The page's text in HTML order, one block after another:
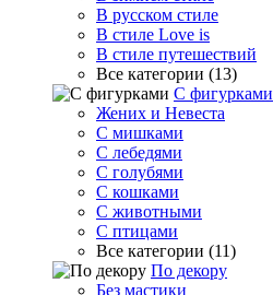
В русском стиле
В стиле Love is
В стиле путешествий
Все категории (13)
С фигурками
Жених и Невеста
С мишками
С лебедями
С голубями
С кошками
С животными
С птицами
Все категории (11)
По декору
Без мастики